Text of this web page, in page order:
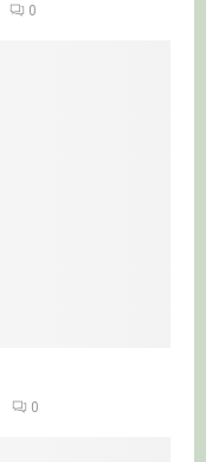
0
0